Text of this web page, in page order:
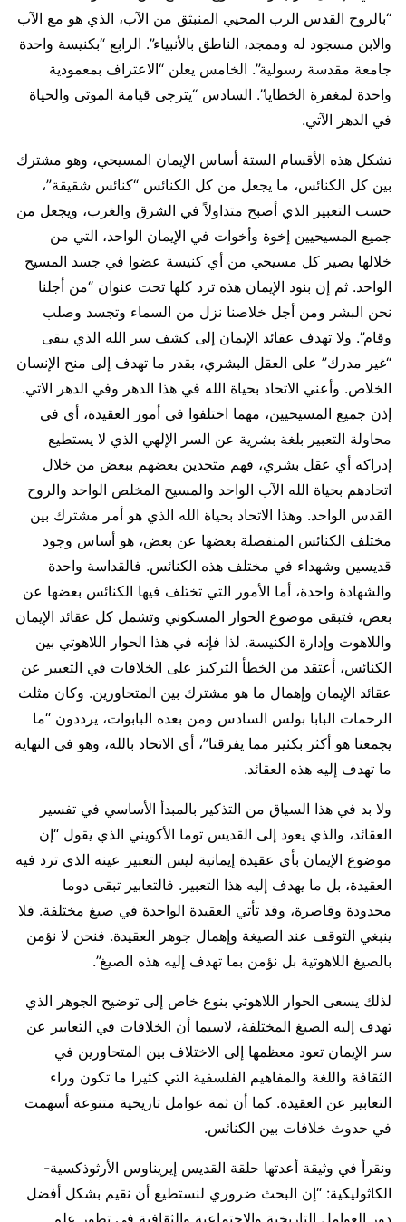
“بالروح القدس الرب المحيي المنبثق من الآب، الذي هو مع الآب
والابن مسجود له وممجد، الناطق بالأنبياء”. الرابع “بكنيسة واحدة
جامعة مقدسة رسولية”. الخامس يعلن “الاعتراف بمعمودية
واحدة لمغفرة الخطايا”. السادس “يترجى قيامة الموتى والحياة
في الدهر الآتي.
تشكل هذه الأقسام الستة أساس الإيمان المسيحي، وهو مشترك
بين كل الكنائس، ما يجعل من كل الكنائس “كنائس شقيقة”،
حسب التعبير الذي أصبح متداولاً في الشرق والغرب، ويجعل من
جميع المسيحيين إخوة وأخوات في الإيمان الواحد، التي من
خلالها يصير كل مسيحي من أي كنيسة عضوا في جسد المسيح
الواحد. ثم إن بنود الإيمان هذه ترد كلها تحت عنوان “من أجلنا
نحن البشر ومن أجل خلاصنا نزل من السماء وتجسد وصلب
وقام”. ولا تهدف عقائد الإيمان إلى كشف سر الله الذي يبقى
“غير مدرك” على العقل البشري، بقدر ما تهدف إلى منح الإنسان
الخلاص. وأعني الاتحاد بحياة الله في هذا الدهر وفي الدهر الاتي.
إذن جميع المسيحيين، مهما اختلفوا في أمور العقيدة، أي في
محاولة التعبير بلغة بشرية عن السر الإلهي الذي لا يستطيع
إدراكه أي عقل بشري، فهم متحدين بعضهم ببعض من خلال
اتحادهم بحياة الله الآب الواحد والمسيح المخلص الواحد والروح
القدس الواحد. وهذا الاتحاد بحياة الله الذي هو أمر مشترك بين
مختلف الكنائس المنفصلة بعضها عن بعض، هو أساس وجود
قديسين وشهداء في مختلف هذه الكنائس. فالقداسة واحدة
والشهادة واحدة، أما الأمور التي تختلف فيها الكنائس بعضها عن
بعض، فتبقى موضوع الحوار المسكوني وتشمل كل عقائد الإيمان
واللاهوت وإدارة الكنيسة. لذا فإنه في هذا الحوار اللاهوتي بين
الكنائس، أعتقد من الخطأ التركيز على الخلافات في التعبير عن
عقائد الإيمان وإهمال ما هو مشترك بين المتحاورين. وكان مثلث
الرحمات البابا بولس السادس ومن بعده البابوات، يرددون “ما
يجمعنا هو أكثر بكثير مما يفرقنا”، أي الاتحاد بالله، وهو في النهاية
ما تهدف إليه هذه العقائد.
ولا بد في هذا السياق من التذكير بالمبدأ الأساسي في تفسير
العقائد، والذي يعود إلى القديس توما الأكويني الذي يقول “إن
موضوع الإيمان بأي عقيدة إيمانية ليس التعبير عينه الذي ترد فيه
العقيدة، بل ما يهدف إليه هذا التعبير. فالتعابير تبقى دوما
محدودة وقاصرة، وقد تأتي العقيدة الواحدة في صيغ مختلفة. فلا
ينبغي التوقف عند الصيغة وإهمال جوهر العقيدة. فنحن لا نؤمن
بالصيغ اللاهوتية بل نؤمن بما تهدف إليه هذه الصيغ”.
لذلك يسعى الحوار اللاهوتي بنوع خاص إلى توضيح الجوهر الذي
تهدف إليه الصيغ المختلفة، لاسيما أن الخلافات في التعابير عن
سر الإيمان تعود معظمها إلى الاختلاف بين المتحاورين في
الثقافة واللغة والمفاهيم الفلسفية التي كثيرا ما تكون وراء
التعابير عن العقيدة. كما أن ثمة عوامل تاريخية متنوعة أسهمت
في حدوث خلافات بين الكنائس.
ونقرأ في وثيقة أعدتها حلقة القديس إيريناوس الأرثوذكسية-
الكاثوليكية: “إن البحث ضروري لنستطيع أن نقيم بشكل أفضل